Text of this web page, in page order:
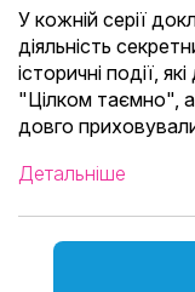
У кожній серії
діяльність
історичні події,
"Цілком таємно", а
довго
Детальніше